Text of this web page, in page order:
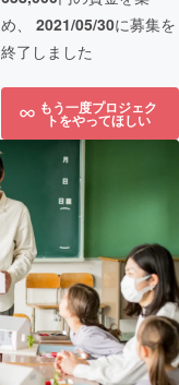
め、 2021/05/30に募集を
終了しました
もう一度プロジェク
トをやってほしい